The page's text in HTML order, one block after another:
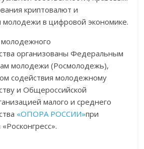
криптовалют и
молодежи в цифровой экономике.
организованы Федеральным
молодежи (Росмолодежь),
содействия молодежному
и Общероссийской
малого и среднего
«ОПОРА РОССИИ»при